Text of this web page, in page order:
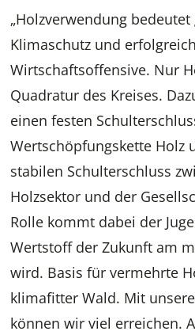
„Holzverwendung
Klimaschutz und
Wirtschaftsoffensive. Nur
Quadratur des Kreises.
einen festen
Wertschöpfungskette Holz
stabilen Schulterschluss
Holzsektor und der
Rolle kommt dabei der
Wertstoff der Zukunft am
wird. Basis für vermehrte
klimafitter Wald. Mit
können wir viel erreichen.